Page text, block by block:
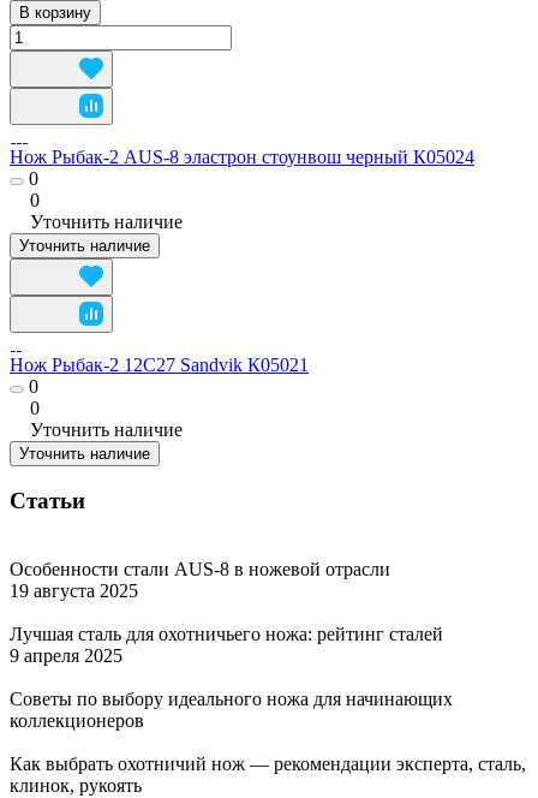
В корзину
Нож Рыбак-2 AUS-8 эластрон стоунвош черный К05024
0
0
Уточнить наличие
Уточнить наличие
Нож Рыбак-2 12C27 Sandvik К05021
0
0
Уточнить наличие
Уточнить наличие
Статьи
Особенности стали AUS-8 в ножевой отрасли
19 августа 2025
Лучшая сталь для охотничьего ножа: рейтинг сталей
9 апреля 2025
Советы по выбору идеального ножа для начинающих
коллекционеров
Как выбрать охотничий нож — рекомендации эксперта, сталь,
клинок, рукоять